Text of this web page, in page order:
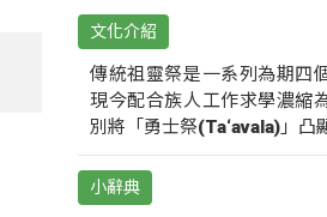
文化介紹
傳統祖靈祭是一系列為期四
現今配合族人工作求學濃縮
別將「勇士祭(Ta‘avala)」凸
小辭典